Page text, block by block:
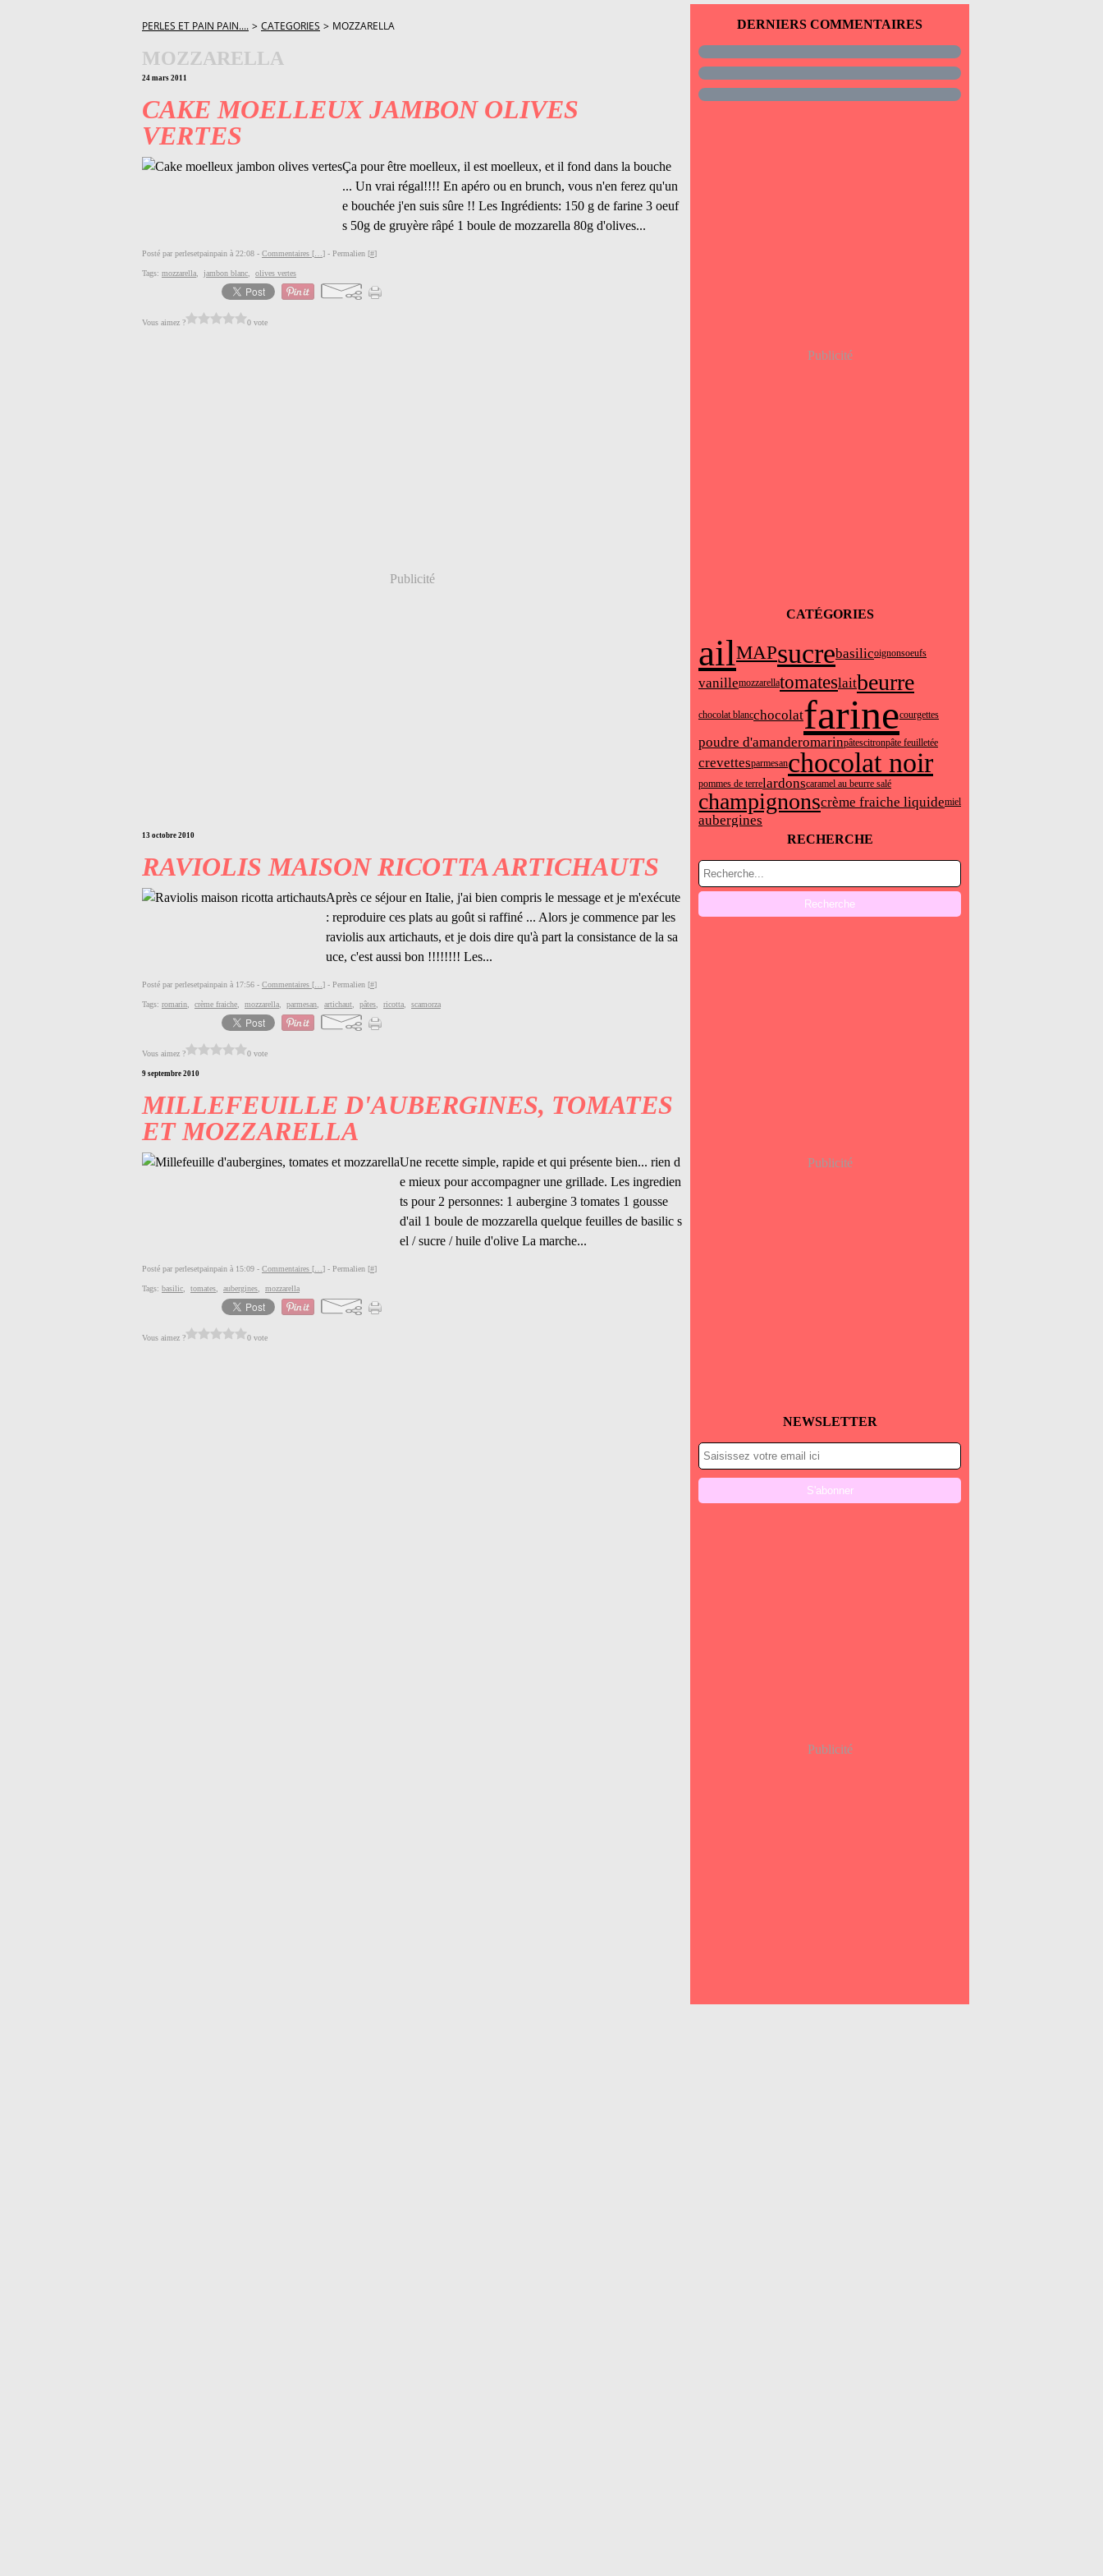
PERLES ET PAIN PAIN.... > CATEGORIES > MOZZARELLA
MOZZARELLA
24 mars 2011
CAKE MOELLEUX JAMBON OLIVES
VERTES
Ça pour être moelleux, il est moelleux, et il fond dans la bouche
... Un vrai régal!!!! En apéro ou en brunch, vous n'en ferez qu'un
e bouchée j'en suis sûre !! Les Ingrédients: 150 g de farine 3 oeuf
s 50g de gruyère râpé 1 boule de mozzarella 80g d'olives...
Posté par perlesetpainpain à 22:08 - Commentaires [ ] - Permalien [#]
Tags: mozzarella jambon blanc olives vertes
Vous aimez ? 0 vote
Publicité
13 octobre 2010
RAVIOLIS MAISON RICOTTA ARTICHAUTS
Après ce séjour en Italie, j'ai bien compris le message et je m'exécute
: reproduire ces plats au goût si raffiné ... Alors je commence par les
raviolis aux artichauts, et je dois dire qu'à part la consistance de la sa
uce, c'est aussi bon !!!!!!!! Les...
Posté par perlesetpainpain à 17:56 - Commentaires [ ] - Permalien [#]
Tags: romarin crème fraiche mozzarella parmesan artichaut pâtes ricotta scamorza
Vous aimez ? 0 vote
9 septembre 2010
MILLEFEUILLE D'AUBERGINES, TOMATES
ET MOZZARELLA
Une recette simple, rapide et qui présente bien... rien d
e mieux pour accompagner une grillade. Les ingredien
ts pour 2 personnes: 1 aubergine 3 tomates 1 gousse
d'ail 1 boule de mozzarella quelque feuilles de basilic s
el / sucre / huile d'olive La marche...
Posté par perlesetpainpain à 15:09 - Commentaires [ ] - Permalien [#]
Tags: basilic tomates aubergines mozzarella
Vous aimez ? 0 vote
DERNIERS COMMENTAIRES
Publicité
CATÉGORIES
ailMAPsucrebasilicoignonsoeufs
vanillemozzarellatomateslaitbeurre
chocolat blancchocolatfarinecourgettes
poudre d'amanderomarinpâtescitronpâte feuilletée
crevettesparmesanchocolat noir
pommes de terrelardonscaramel au beurre salé
champignonscrème fraiche liquidemiel
aubergines
RECHERCHE
Publicité
NEWSLETTER
Publicité